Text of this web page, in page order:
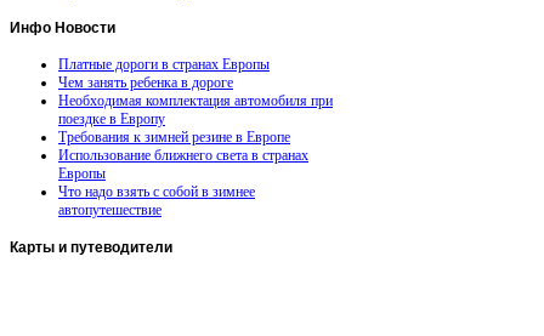
Инфо Новости
Платные дороги в странах Европы
Чем занять ребенка в дороге
Необходимая комплектация автомобиля при
поездке в Европу
Требования к зимней резине в Европе
Использование ближнего света в странах
Европы
Что надо взять с собой в зимнее
автопутешествие
Карты и путеводители